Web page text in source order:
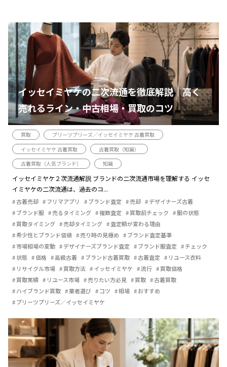
イッセイミヤケの二次流通を徹底解説｜高く
売れるライン・中古相場・買取のコツ
買取
プリーツプリーズ／イッセイミヤケ 古着買取
イッセイミヤケ 古着買取
古着買取（知識）
古着買取（人気ブランド）
知識
イッセイミヤケ２次流通解説 ブランドの二次流通市場を理解する イッセ
イミヤケの二次流通は、過去のコ...
古着売却 フリマアプリ ブランド査定 売却
デザイナーズ古着
ブランド服
売るタイミング 複数査定 買取前チェック
服の状態
買取タイミング
売却タイミング
査定額が変わる理由
希少性とブランド価値
売り時の見極め
ブランド査定基準
市場相場の変動
デザイナーズブランド査定 ブランド服査定
チェック
状態
価格 高級古着 ブランド古着買取 古着査定
リユース衣料
リサイクル市場
買取方法 イッセイミヤケ 流行
買取価格
買取実績
リユース市場 売りたい方必見 買取
古着買取
ハイブランド買取
業者選び コツ 相場
おすすめ
プリーツプリーズ／イッセイミヤケ